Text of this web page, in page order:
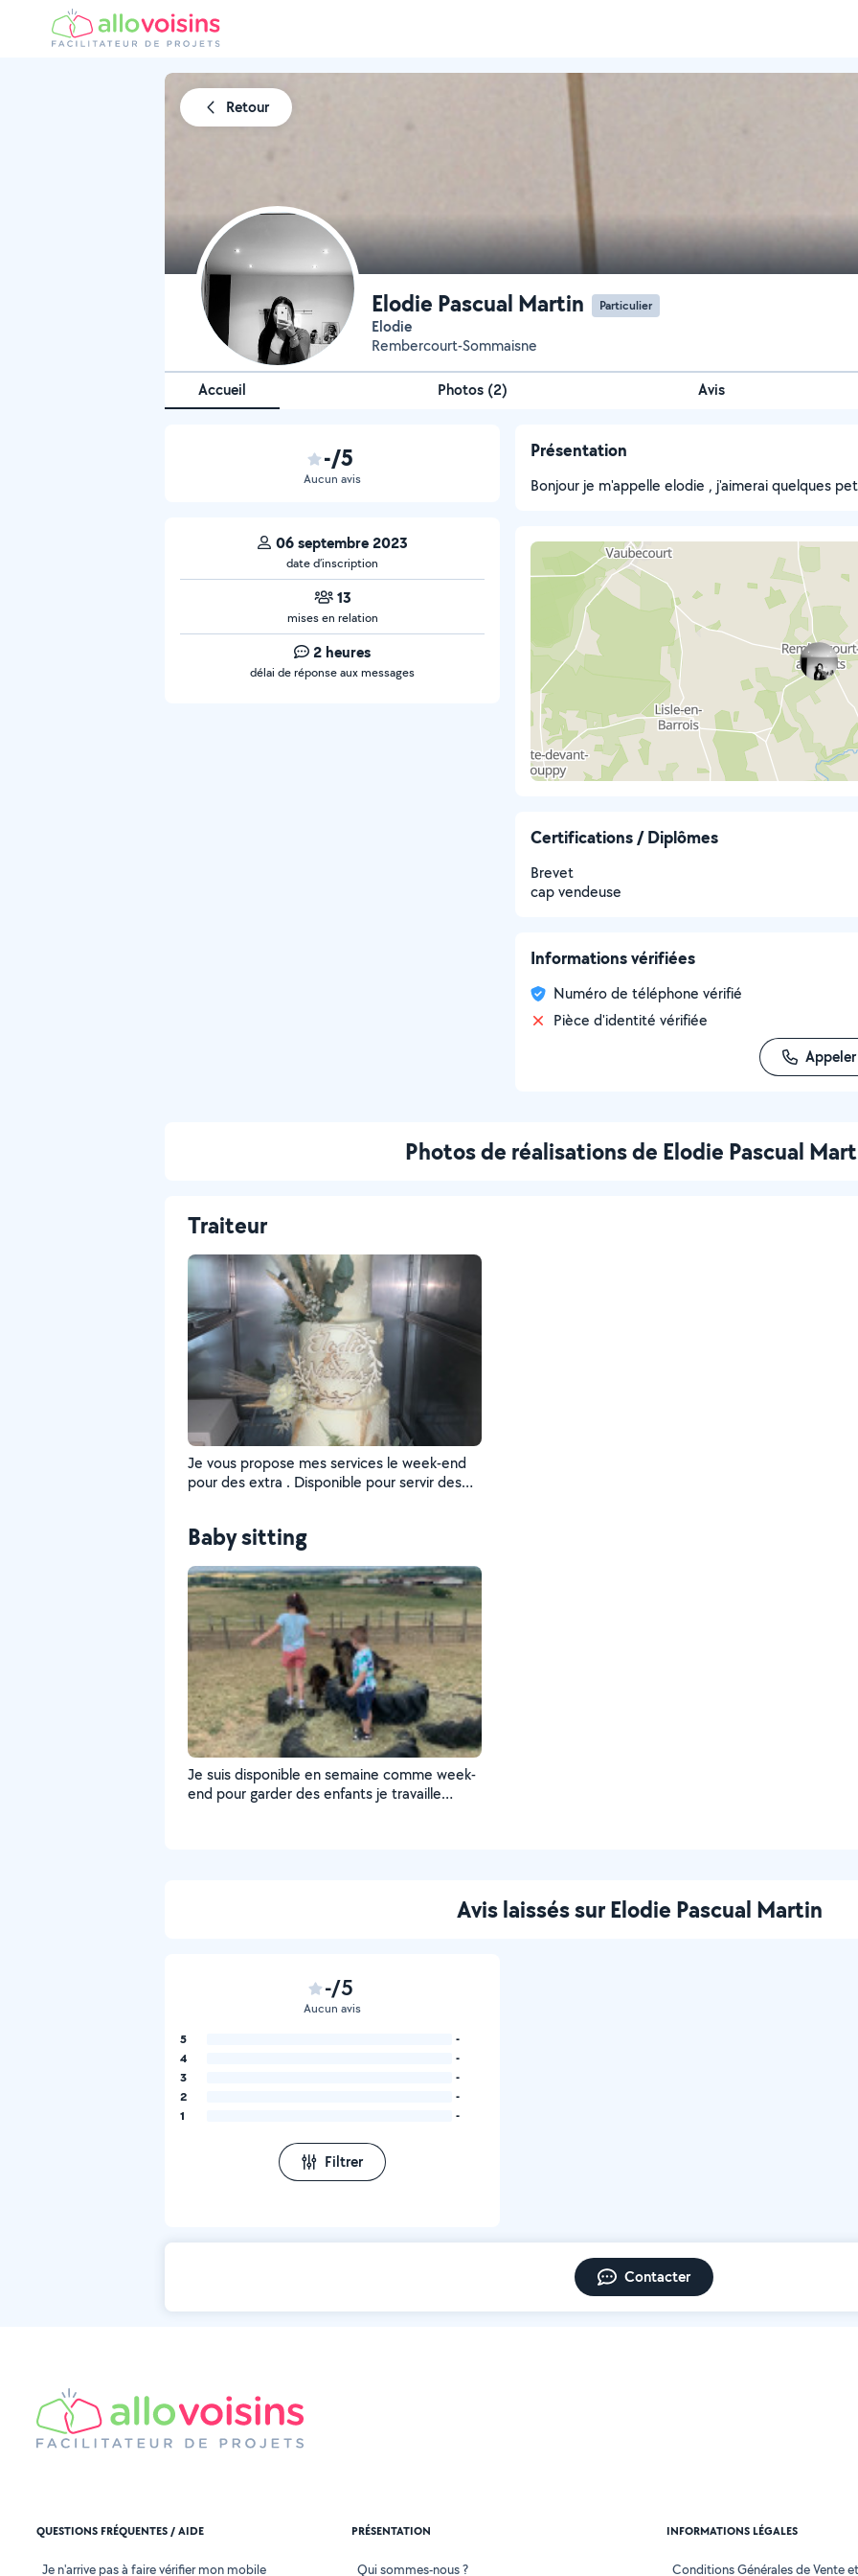
Retour
Elodie Pascual Martin Particulier
Elodie
Rembercourt-Sommaisne
Accueil Photos (2) Avis
-/5
Aucun avis
06 septembre 2023
date d’inscription
13
mises en relation
2 heures
délai de réponse aux messages
Présentation
Bonjour je m'appelle elodie , j'aimerai quelques
Certifications / Diplômes
Brevet
cap vendeuse
Informations vérifiées
Numéro de téléphone vérifié
Pièce d'identité vérifiée
Appeler
Photos de réalisations de Elodie Pascual
Traiteur
Je vous propose mes services le week-end
pour des extra . Disponible pour servir des
Baby sitting
Je suis disponible en semaine comme week-
end pour garder des enfants je travaille
Avis laissés sur Elodie Pascual Martin
-/5
Aucun avis
5
-
4
-
3
-
2
-
1
-
Filtrer
Contacter
QUESTIONS FRÉQUENTES / AIDE
Je n'arrive pas à faire vérifier mon mobile
PRÉSENTATION
Qui sommes-nous ?
INFORMATIONS LÉGALES
Conditions Générales de Vente